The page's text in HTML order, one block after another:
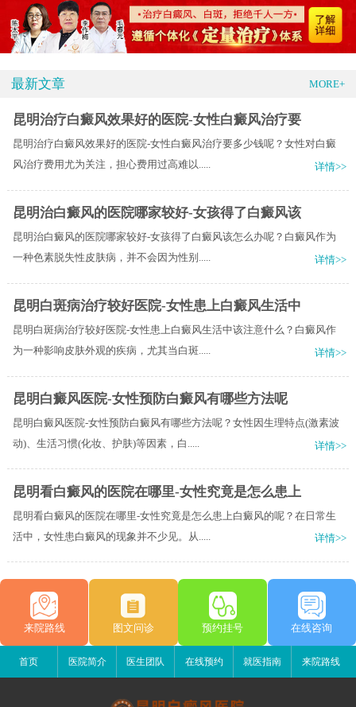
最新文章 MORE+
昆明治疗白癜风效果好的医院-女性白癜风治疗要
昆明治疗白癜风效果好的医院-女性白癜风治疗要多少钱呢？女性对白癜
风治疗费用尤为关注，担心费用过高难以.....
详情>>
昆明治白癜风的医院哪家较好-女孩得了白癜风该
昆明治白癜风的医院哪家较好-女孩得了白癜风该怎么办呢？白癜风作为
一种色素脱失性皮肤病，并不会因为性别.....
详情>>
昆明白斑病治疗较好医院-女性患上白癜风生活中
昆明白斑病治疗较好医院-女性患上白癜风生活中该注意什么？白癜风作
为一种影响皮肤外观的疾病，尤其当白斑.....
详情>>
昆明白癜风医院-女性预防白癜风有哪些方法呢
昆明白癜风医院-女性预防白癜风有哪些方法呢？女性因生理特点(激素波
动)、生活习惯(化妆、护肤)等因素，白.....
详情>>
昆明看白癜风的医院在哪里-女性究竟是怎么患上
昆明看白癜风的医院在哪里-女性究竟是怎么患上白癜风的呢？在日常生
活中，女性患白癜风的现象并不少见。从.....
详情>>
来院路线 图文问诊 预约挂号 在线咨询
首页 医院简介 医生团队 在线预约 就医指南 来院路线